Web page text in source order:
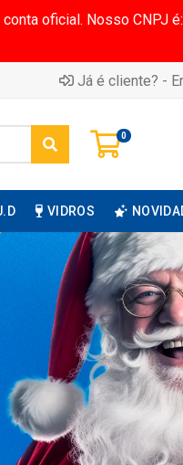
oficial. Nosso CNPJ
Já é cliente? -
0
VIDROS